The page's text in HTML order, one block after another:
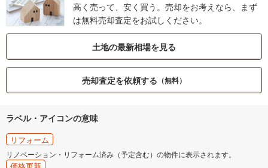
高く売って、安く買う。売却をお考えなら、まず
は無料売却査定をお試しください。
土地の最新相場を見る
売却査定を依頼する （無料）
ラベル・アイコンの意味
リフォーム
リノベーション・リフォーム済み（予定含む）の物件に表示されます。